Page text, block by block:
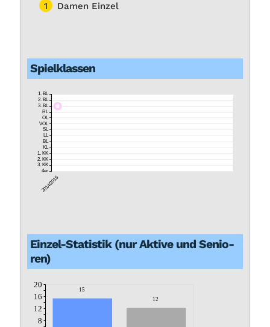
1
Da­men Ein­zel
Spiel­klas­sen
1. BL
2. BL
3. BL
RL
OL
VOL
SL
LL
BL
KL
1. KK
2. KK
3. KK
4er
2014/2015
Ein­zel-Sta­tis­tik (nur Ak­ti­ve und Se­nio­
ren)
8
12
16
20
15
12